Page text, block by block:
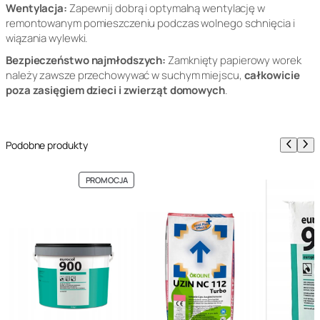
Wentylacja:Zapewnij dobrą i optymalną wentylację w
remontowanym pomieszczeniu podczas wolnego schnięcia i
wiązania wylewki.
Bezpieczeństwo najmłodszych:Zamknięty papierowy worek
należy zawsze przechowywać w suchym miejscu, całkowicie
poza zasięgiem dzieci i zwierząt domowych.
Podobne produkty
PROMOCJAPRODUKT
W